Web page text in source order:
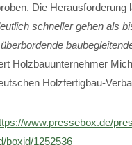
Die Herausforderung
schneller gehen als
Holzbauunternehmer
Holzfertigbau-
www.pressebox.de/
boxid/1252536